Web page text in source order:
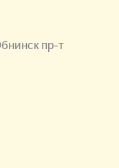
пр-т